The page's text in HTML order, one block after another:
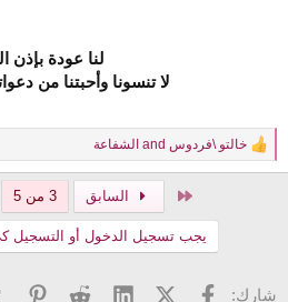
لنا عودة بإذن
لا تنسونا وأحبتنا من
R
e
s
خالتو \فردوس الشفاعة
السابق 3 من 5
يجب تسجيل الدخول أو التسجيل
شارك: فيسبوك X (Twitter)
LinkedIn
Reddit